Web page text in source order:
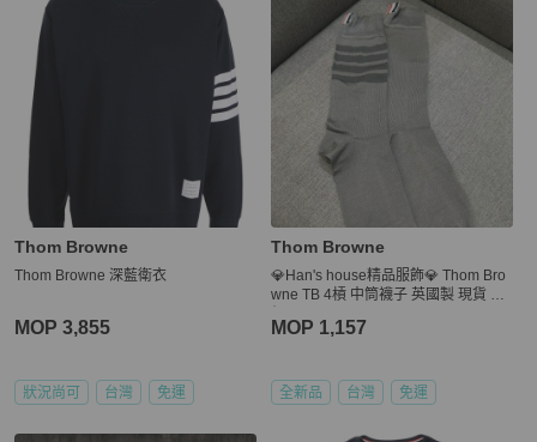
Thom Browne
Thom Browne 深藍衛衣
MOP 3,855
狀況尚可 台灣 免運
Thom Browne
💎Han's house精品服飾💎 Thom Bro
wne TB 4槓 中筒襪子 英國製 現貨 原
MOP 1,157
全新品 台灣 免運